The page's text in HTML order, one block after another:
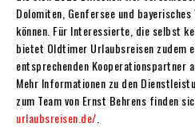
Dolomiten, Genfersee und
können. Für Interessierte, die selbst
bietet Oldtimer Urlaubsreisen zudem
entsprechenden Kooperationspartner
Mehr Informationen zu den
zum Team von Ernst Behrens finden
urlaubsreisen.de/